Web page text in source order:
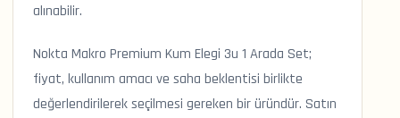
alınabilir.
Nokta Makro Premium Kum Elegi 3u 1 Arada Set;
fiyat, kullanım amacı ve saha beklentisi birlikte
değerlendirilerek seçilmesi gereken bir üründür. Satın